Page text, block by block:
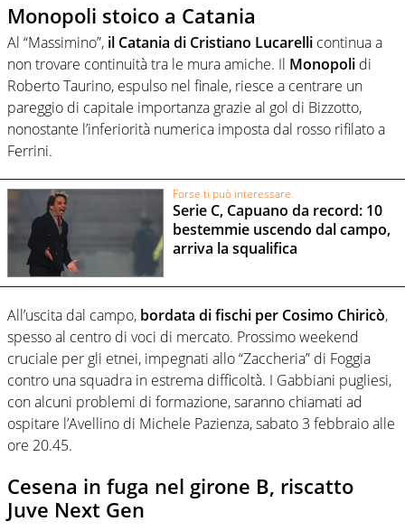
Monopoli stoico a Catania
Al “Massimino”, il Catania di Cristiano Lucarelli continua a
non trovare continuità tra le mura amiche. Il Monopoli di
Roberto Taurino, espulso nel finale, riesce a centrare un
pareggio di capitale importanza grazie al gol di Bizzotto,
nonostante l’inferiorità numerica imposta dal rosso rifilato a
Ferrini.
Forse ti può interessare
Serie C, Capuano da record: 10
bestemmie uscendo dal campo,
arriva la squalifica
All’uscita dal campo, bordata di fischi per Cosimo Chiricò,
spesso al centro di voci di mercato. Prossimo weekend
cruciale per gli etnei, impegnati allo “Zaccheria” di Foggia
contro una squadra in estrema difficoltà. I Gabbiani pugliesi,
con alcuni problemi di formazione, saranno chiamati ad
ospitare l’Avellino di Michele Pazienza, sabato 3 febbraio alle
ore 20.45.
Cesena in fuga nel girone B, riscatto
Juve Next Gen